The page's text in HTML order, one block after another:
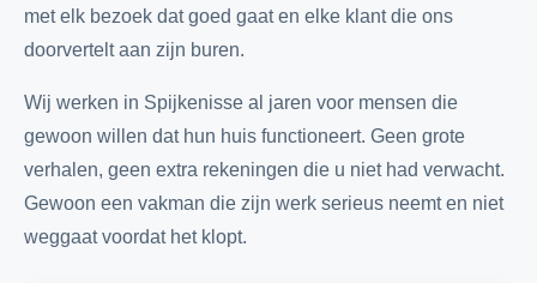
met elk bezoek dat goed gaat en elke klant die ons
doorvertelt aan zijn buren.
Wij werken in Spijkenisse al jaren voor mensen die
gewoon willen dat hun huis functioneert. Geen grote
verhalen, geen extra rekeningen die u niet had verwacht.
Gewoon een vakman die zijn werk serieus neemt en niet
weggaat voordat het klopt.